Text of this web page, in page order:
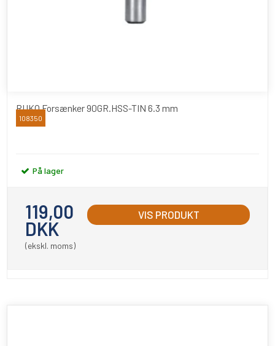
RUKO Forsænker 90GR.HSS-TIN 6.3 mm
RUKO
108350
På lager
119,00
DKK
(ekskl. moms)
VIS PRODUKT